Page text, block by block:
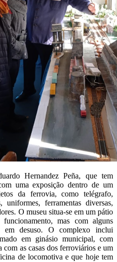
Hernandez Peña, que tem
uma exposição dentro de um
da ferrovia, como telégrafo,
uniformes, ferramentas diversas,
O museu situa-se em um pátio
mas com alguns
em desuso. O complexo inclui
em ginásio municipal, com
as casas dos ferroviários e um
de locomotiva e que hoje tem